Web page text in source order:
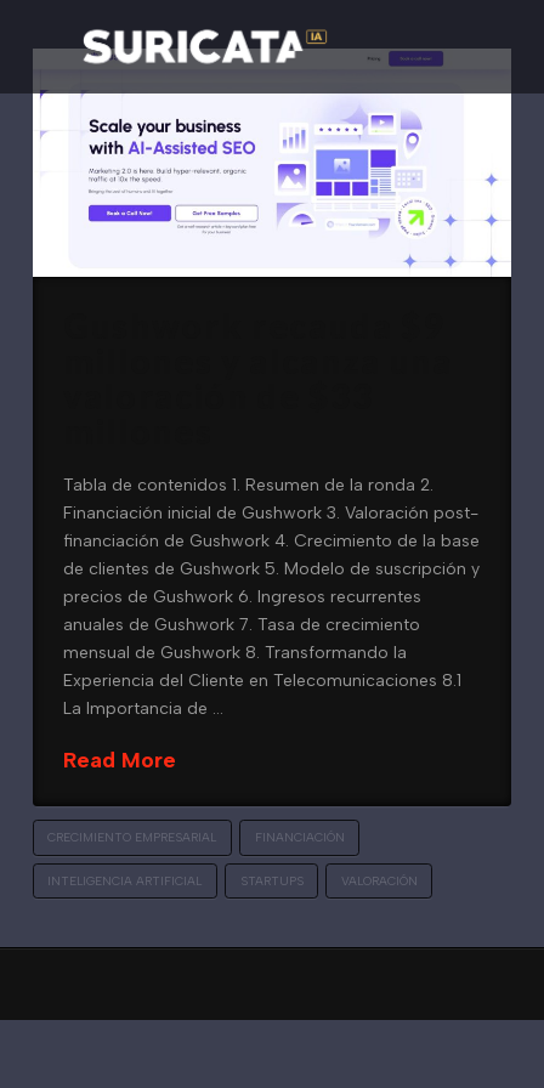
Tabla de contenidos 1. Resumen de la ronda 2.
Financiación inicial de Gushwork 3. Valoración post-
financiación de Gushwork 4. Crecimiento de la base
de clientes de Gushwork 5. Modelo de suscripción y
precios de Gushwork 6. Ingresos recurrentes
anuales de Gushwork 7. Tasa de crecimiento
mensual de Gushwork 8. Transformando la
Experiencia del Cliente en Telecomunicaciones 8.1
La Importancia de …
Read More
CRECIMIENTO EMPRESARIAL FINANCIACIÓN
INTELIGENCIA ARTIFICIAL STARTUPS VALORACIÓN